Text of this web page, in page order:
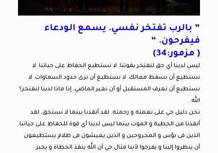
” بالرب تفتخر نفسي. يسمع الودعاء
فيفرحون. “
( مزمور:34)
ليس لدينا أي حق لنفتخر بقوتنا. لا نستطيع الحفاظ على حياتنا. لا
نستطيع أن نسقط ممالك. لا نستطيع أن نرى حدود السماوات. لا
نستطيع أن نعرف المستقبل أو أن نغير الماضي. إذا ماذا لدينا لنفتخر؟
الله .
نحن دليل حي على نعمته و رحمته. لقد أنقذنا بينما لا نستحق. لقد
أنقذنا من الخطية و الموت بينما ليس لدينا أي قوة للحفاظ على حياتنا.
الذين فى بؤس و المجروحين و الذين يعيشون فى ظلام يستطيعون
أن ينظروا إلينا و يفرحوا لأننا مثال حي أن الله ينقذ الخطاة و يجبر